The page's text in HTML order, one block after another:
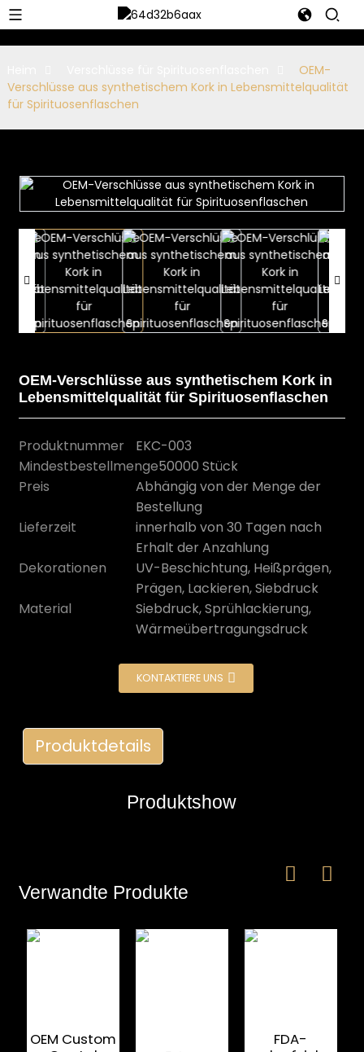
OEM-
Verschlüsse aus synthetischem Kork in Lebensmittelqualität
für Spirituosenflaschen
OEM-Verschlüsse aus synthetischem Kork in
Lebensmittelqualität für Spirituosenflaschen
Produktnummer
EKC-003
Mindestbestellmenge50000 Stück
Preis
Abhängig von der Menge der
Bestellung
Lieferzeit
innerhalb von 30 Tagen nach
Erhalt der Anzahlung
Dekorationen
UV-Beschichtung, Heißprägen,
Prägen, Lackieren, Siebdruck
Material
Siebdruck, Sprühlackierung,
Wärmeübertragungsdruck
KONTAKTIERE UNS
Produktdetails
Produktshow
Verwandte Produkte
OEM Custom
FDA-